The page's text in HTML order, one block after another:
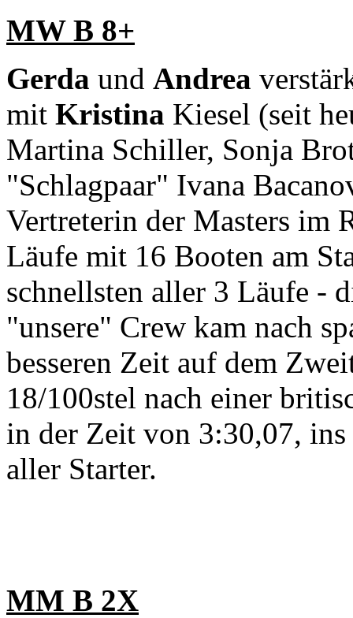
MW B 8+
Gerda und Andrea
mit Kristina Kiesel (seit
Martina Schiller, Sonja
"Schlagpaar" Ivana
Vertreterin der Masters im
Läufe mit 16 Booten am
schnellsten aller 3 Läufe -
"unsere" Crew kam nach
besseren Zeit auf dem
18/100stel nach einer
in der Zeit von 3:30,07,
aller Starter.
MM B 2X